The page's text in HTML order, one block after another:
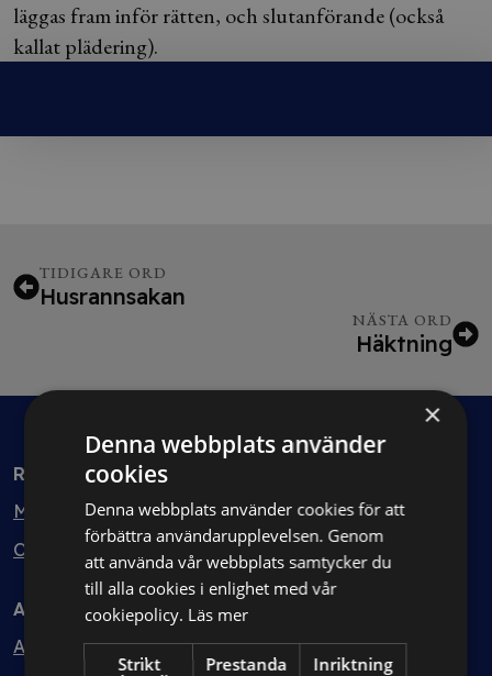
läggas fram inför rätten, och slutanförande (också
kallat plädering).
TIDIGARE ORD
Husrannsakan
NÄSTA ORD
Häktning
Rådgivning
Min bolagsjurist
Ombud
Avtal
Avtalshantering
×
Denna webbplats använder
cookies
Denna webbplats använder cookies för att
förbättra användarupplevelsen. Genom
att använda vår webbplats samtycker du
till alla cookies i enlighet med vår
cookiepolicy. Läs mer
Strikt
Prestanda Inriktning